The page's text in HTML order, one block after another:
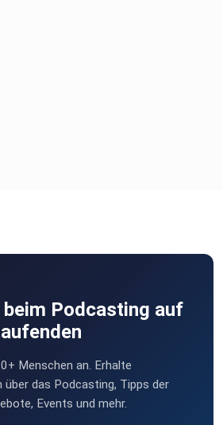
beim Podcasting auf
Menschen an. Erhalte
das Podcasting, Tipps der
Events und mehr.